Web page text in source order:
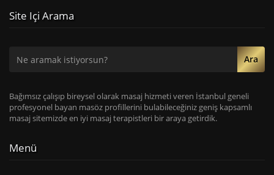
Site Içi Arama
Ara
Bağımsız çalışıp bireysel olarak masaj hizmeti veren İstanbul geneli
profesyonel bayan masöz profillerini bulabileceğiniz geniş kapsamlı
masaj sitemizde en iyi masaj terapistleri bir araya getirdik.
Menü